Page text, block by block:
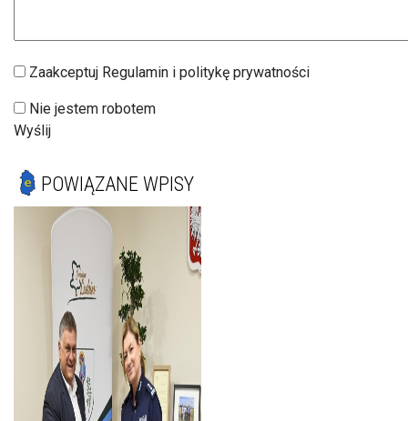
Zaakceptuj Regulamin i politykę prywatności
Nie jestem robotem
Wyślij
POWIĄZANE WPISY